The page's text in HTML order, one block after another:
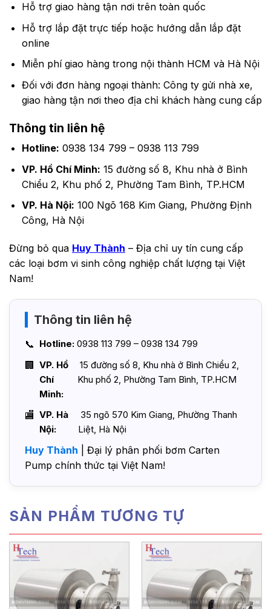
63
–
63
22.0
2900
89
76
76
51
30.0
2900
89
–
76
89
–
76
Hỗ trợ giao hàng tận nơi trên toàn quốc
Hỗ trợ lắp đặt trực tiếp hoặc hướng dẫn lắp đặt
online
Miễn phí giao hàng trong nội thành HCM và Hà Nội
Đối với đơn hàng ngoại thành: Công ty gửi nhà xe,
giao hàng tận nơi theo địa chỉ khách hàng cung cấp
Thông tin liên hệ
Hotline: 0938 134 799 – 0938 113 799
VP. Hồ Chí Minh: 15 đường số 8, Khu nhà ở Bình
Chiểu 2, Khu phố 2, Phường Tam Bình, TP.HCM
VP. Hà Nội: 100 Ngõ 168 Kim Giang, Phường Định
Công, Hà Nội
Đừng bỏ qua Huy Thành – Địa chỉ uy tín cung cấp
các loại bơm vi sinh công nghiệp chất lượng tại Việt
Nam!
Thông tin liên hệ
Hotline: 0938 113 799 – 0938 134 799
VP. Hồ
Chí
Minh:
15 đường số 8, Khu nhà ở Bình Chiểu 2,
Khu phố 2, Phường Tam Bình, TP.HCM
VP. Hà
Nội:
35 ngõ 570 Kim Giang, Phường Thanh
Liệt, Hà Nội
Huy Thành | Đại lý phân phối bơm Carten
Pump chính thức tại Việt Nam!
SẢN PHẨM TƯƠNG TỰ